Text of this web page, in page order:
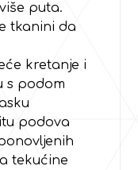
puta.
tkanini da
kretanje i
s podom
podova
tekućine